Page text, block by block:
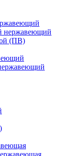
нержавеющий
(ПВ)